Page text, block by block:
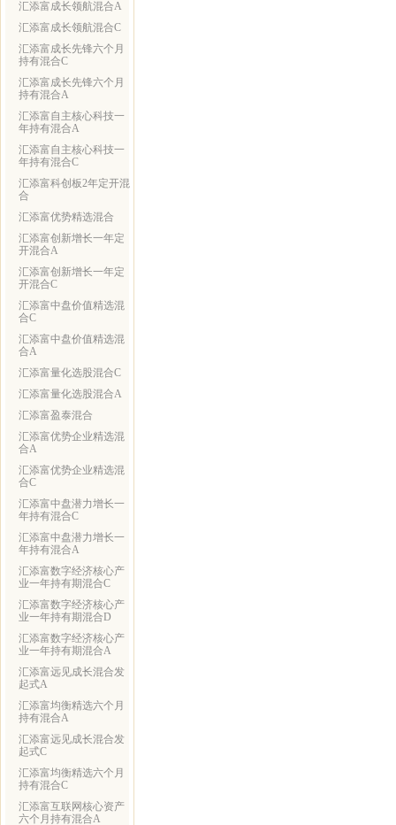
汇添富成长领航混合A
汇添富成长领航混合C
汇添富成长先锋六个月
持有混合C
汇添富成长先锋六个月
持有混合A
汇添富自主核心科技一
年持有混合A
汇添富自主核心科技一
年持有混合C
汇添富科创板2年定开混
合
汇添富优势精选混合
汇添富创新增长一年定
开混合A
汇添富创新增长一年定
开混合C
汇添富中盘价值精选混
合C
汇添富中盘价值精选混
合A
汇添富量化选股混合C
汇添富量化选股混合A
汇添富盈泰混合
汇添富优势企业精选混
合A
汇添富优势企业精选混
合C
汇添富中盘潜力增长一
年持有混合C
汇添富中盘潜力增长一
年持有混合A
汇添富数字经济核心产
业一年持有期混合C
汇添富数字经济核心产
业一年持有期混合D
汇添富数字经济核心产
业一年持有期混合A
汇添富远见成长混合发
起式A
汇添富均衡精选六个月
持有混合A
汇添富远见成长混合发
起式C
汇添富均衡精选六个月
持有混合C
汇添富互联网核心资产
六个月持有混合A